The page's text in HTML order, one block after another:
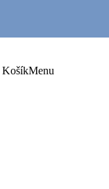
KošíkMenu